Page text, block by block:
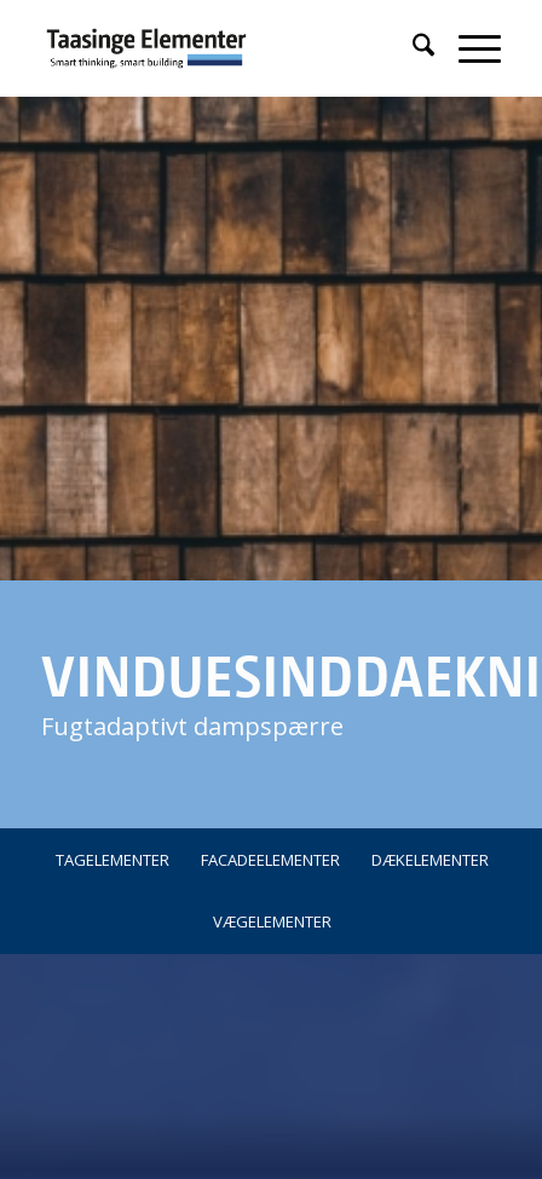
Fugtadaptivt dampspærre
TAGELEMENTER FACADEELEMENTER DÆKELEMENTER
VÆGELEMENTER